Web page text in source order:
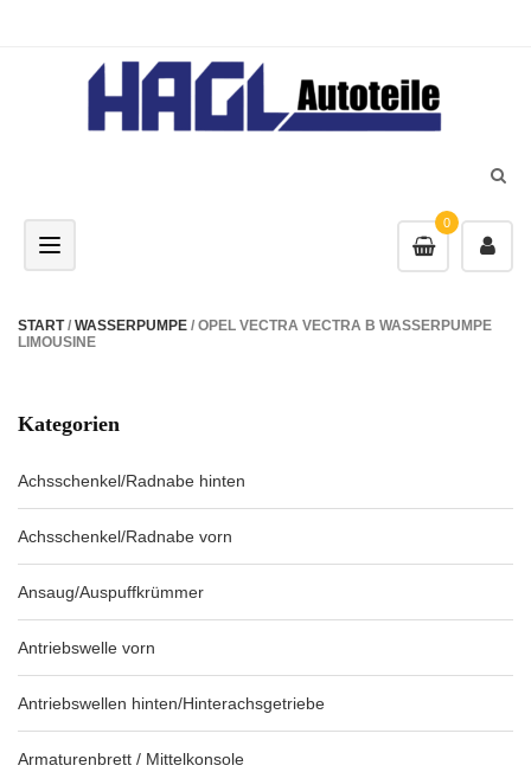
0
Toggle navigation
START/ WASSERPUMPE / OPEL VECTRA VECTRA B WASSERPUMPE
LIMOUSINE
Kategorien
Achsschenkel/Radnabe hinten
Achsschenkel/Radnabe vorn
Ansaug/Auspuffkrümmer
Antriebswelle vorn
Antriebswellen hinten/Hinterachsgetriebe
Armaturenbrett / Mittelkonsole